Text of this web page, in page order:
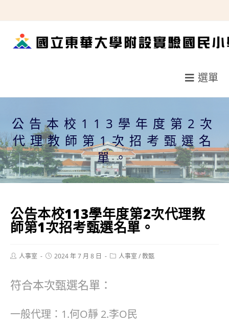
轉
選單
公告本校113學年度第2次
代理教師第1次招考甄選名
單。
公告本校113學年度第2次代理教
師第1次招考甄選名單。
Post人事室
Post2024 年 7 月 8 日
Post人事室 /教甄
符合本次甄選名單：
一般代理：1.何O靜 2.李O民